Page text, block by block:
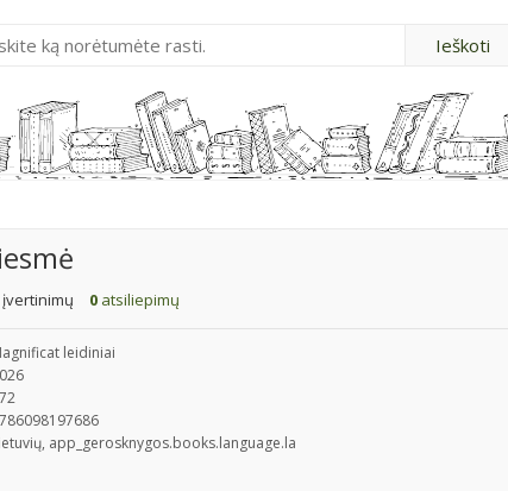
įvertinimų 0 atsiliepimų
leidiniai
app_gerosknygos.books.language.la